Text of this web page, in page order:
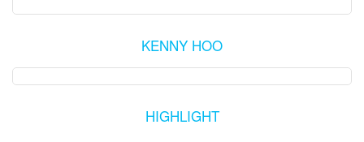
KENNY HOO
HIGHLIGHT